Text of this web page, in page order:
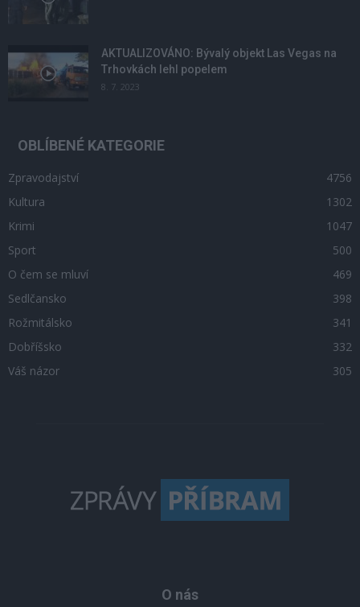
AKTUALIZOVÁNO: Bývalý objekt Las Vegas na
Trhovkách lehl popelem
8. 7. 2023
OBLÍBENÉ KATEGORIE
Zpravodajství
4756
Kultura
1302
Krimi
1047
Sport
500
O čem se mluví
469
Sedlčansko
398
Rožmitálsko
341
Dobříšsko
332
Váš názor
305
O nás